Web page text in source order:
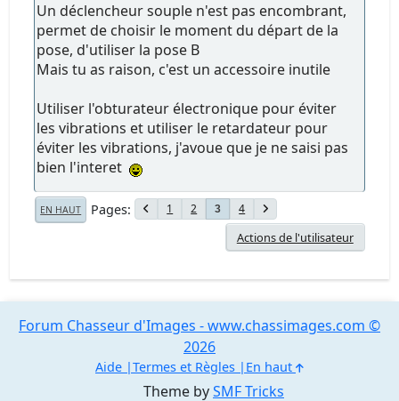
Un déclencheur souple n'est pas encombrant,
permet de choisir le moment du départ de la
pose, d'utiliser la pose B
Mais tu as raison, c'est un accessoire inutile
Utiliser l'obturateur électronique pour éviter
les vibrations et utiliser le retardateur pour
éviter les vibrations, j'avoue que je ne saisi pas
bien l'interet
EN HAUT Pages 1 2 3 4
Actions de l'utilisateur
Theme bySMF Tricks
Forum Chasseur d'Images - www.chassimages.com ©
2026
Aide Termes et Règles En haut